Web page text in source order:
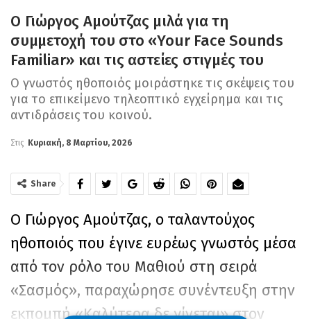
Ο Γιώργος Αμούτζας μιλά για τη
συμμετοχή του στο «Your Face Sounds
Familiar» και τις αστείες στιγμές του
Ο γνωστός ηθοποιός μοιράστηκε τις σκέψεις του
για το επικείμενο τηλεοπτικό εγχείρημα και τις
αντιδράσεις του κοινού.
Στις Κυριακή, 8 Μαρτίου, 2026
Share
Ο Γιώργος Αμούτζας, ο ταλαντούχος
ηθοποιός που έγινε ευρέως γνωστός μέσα
από τον ρόλο του Μαθιού στη σειρά
«Σασμός», παραχώρησε συνέντευξη στην
εκπομπή «Καλύτερα δε γίνεται» στον